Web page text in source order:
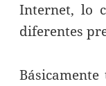
Internet, lo
diferentes